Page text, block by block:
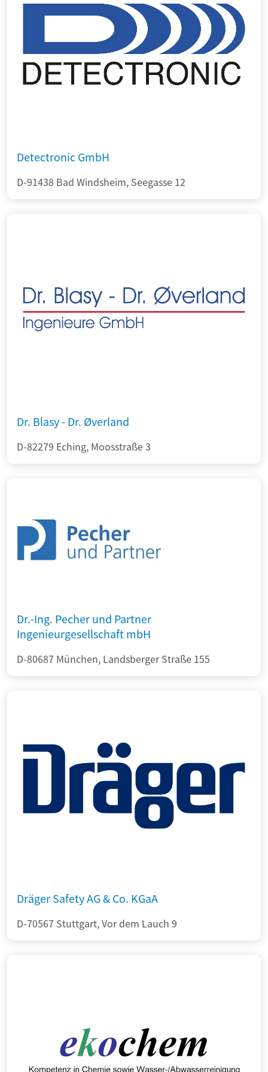
Detectronic GmbH
D-91438 Bad Windsheim, Seegasse 12
Dr. Blasy - Dr. Øverland
D-82279 Eching, Moosstraße 3
Dr.-Ing. Pecher und Partner
Ingenieurgesellschaft mbH
D-80687 München, Landsberger Straße 155
Dräger Safety AG & Co. KGaA
D-70567 Stuttgart, Vor dem Lauch 9